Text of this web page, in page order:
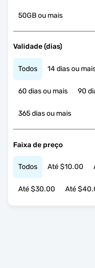
50GB ou mais
Validade (dias)
Todos 14 dias ou
60 dias ou mais 90
365 dias ou mais
Faixa de preço
Todos Até $10.00
Até $30.00 Até